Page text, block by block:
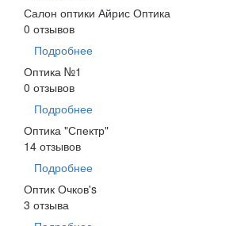
Салон оптики Айрис Оптика
0 отзывов
Подробнее
Оптика №1
0 отзывов
Подробнее
Оптика "Спектр"
14 отзывов
Подробнее
Оптик Очков's
3 отзыва